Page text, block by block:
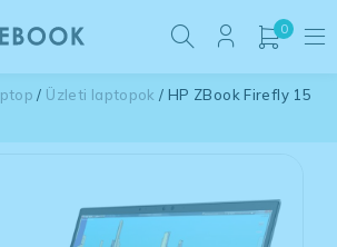
0
/ Üzleti laptopok / HP ZBook Firefly 15